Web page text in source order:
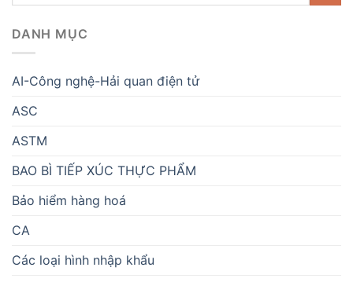
DANH MỤC
AI-Công nghệ-Hải quan điện tử
ASC
ASTM
BAO BÌ TIẾP XÚC THỰC PHẨM
Bảo hiểm hàng hoá
CA
Các loại hình nhập khẩu